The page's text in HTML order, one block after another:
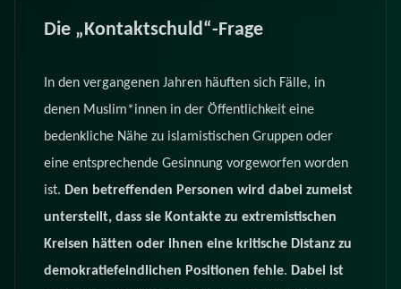
Die „Kontaktschuld“-Frage
In den vergangenen Jahren häuften sich Fälle, in
denen Muslim*innen in der Öffentlichkeit eine
bedenkliche Nähe zu islamistischen Gruppen oder
eine entsprechende Gesinnung vorgeworfen worden
ist. Den betreffenden Personen wird dabei zumeist
unterstellt, dass sie Kontakte zu extremistischen
Kreisen hätten oder ihnen eine kritische Distanz zu
demokratiefeindlichen Positionen fehle. Dabei ist